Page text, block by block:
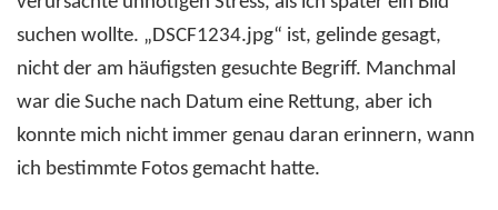
suchen wollte. „DSCF1234.jpg“ ist, gelinde gesagt,
nicht der am häufigsten gesuchte Begriff. Manchmal
war die Suche nach Datum eine Rettung, aber ich
konnte mich nicht immer genau daran erinnern, wann
ich bestimmte Fotos gemacht hatte.